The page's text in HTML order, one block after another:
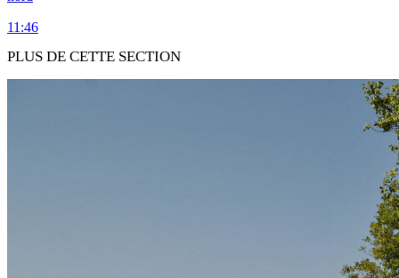
11:46
PLUS DE CETTE SECTION